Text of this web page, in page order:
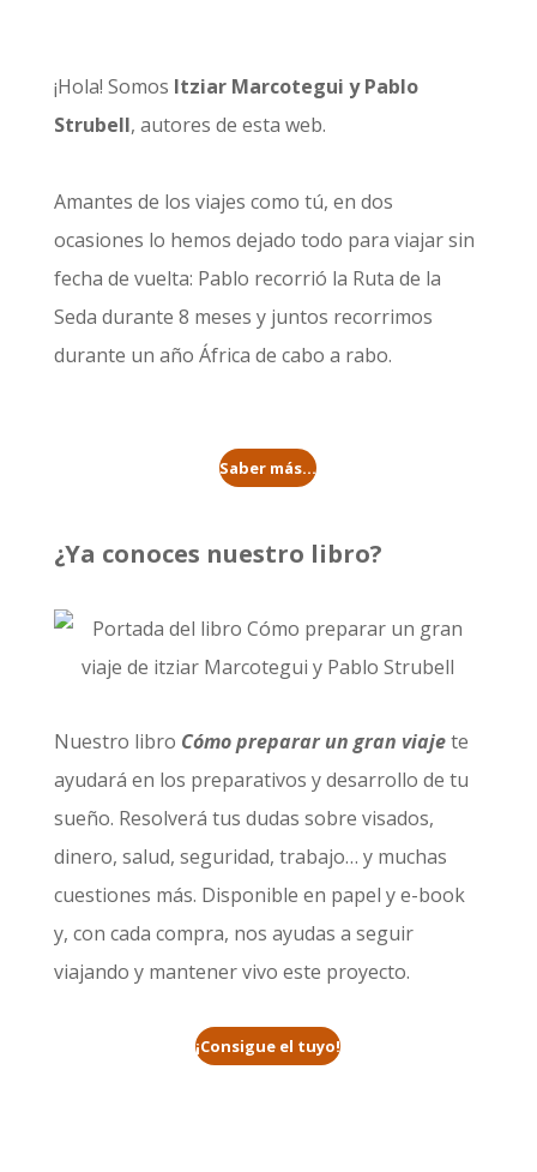
¡Hola! Somos Itziar Marcotegui y Pablo
Strubell, autores de esta web.
Amantes de los viajes como tú, en dos
ocasiones lo hemos dejado todo para viajar sin
fecha de vuelta: Pablo recorrió la Ruta de la
Seda durante 8 meses y juntos recorrimos
durante un año África de cabo a rabo.
Saber más...
¿Ya conoces nuestro libro?
Nuestro libro Cómo preparar un gran viajete
ayudará en los preparativos y desarrollo de tu
sueño. Resolverá tus dudas sobre visados,
dinero, salud, seguridad, trabajo… y muchas
cuestiones más. Disponible en papel y e-book
y, con cada compra, nos ayudas a seguir
viajando y mantener vivo este proyecto.
¡Consigue el tuyo!